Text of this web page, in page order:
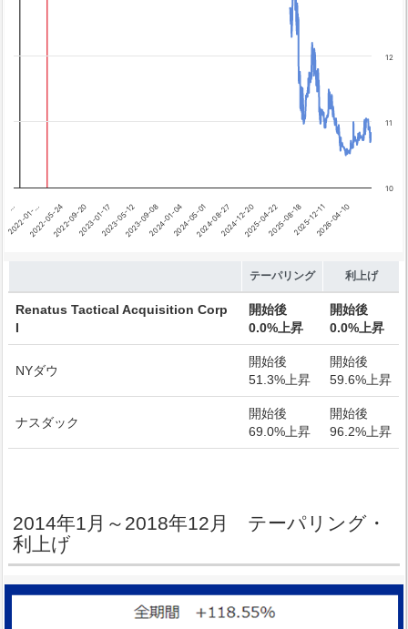
…
2022-01-…2022-05-242022-09-202023-01-172023-05-122023-09-082024-01-042024-05-012024-08-272024-12-202025-04-222025-08-182025-12-112026-04-10
10
11
12
テーパリング 利上げ
Renatus Tactical Acquisition Corp
I
開始後
0.0%上昇
開始後
0.0%上昇
NYダウ
開始後
51.3%上昇
開始後
59.6%上昇
ナスダック
開始後
69.0%上昇
開始後
96.2%上昇
2014年1月～2018年12月 テーパリング・
利上げ